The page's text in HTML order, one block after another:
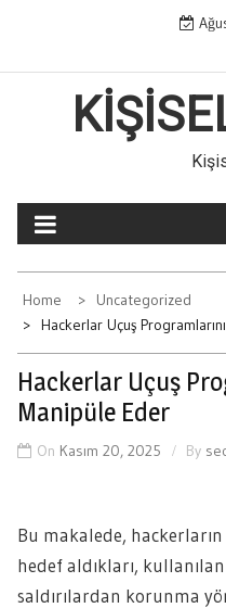
content
Home
Uncategorized
Hackerlar Uçuş
Hackerlar Uçuş
Manipüle Eder
On Kasım 20, 2025 By
Bu makalede,
hedef aldıkları,
saldırılardan korunma